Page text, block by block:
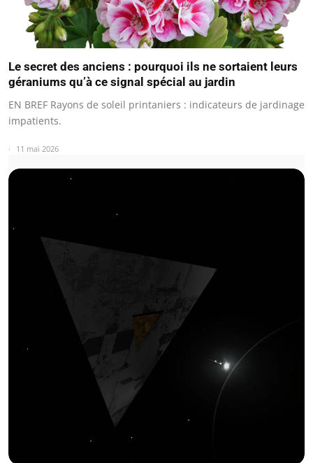
Le secret des anciens : pourquoi ils ne sortaient leurs
géraniums qu’à ce signal spécial au jardin
EN BREF Rayons de soleil printaniers : indicateurs de jardinage
impatients.
11 mai 2026